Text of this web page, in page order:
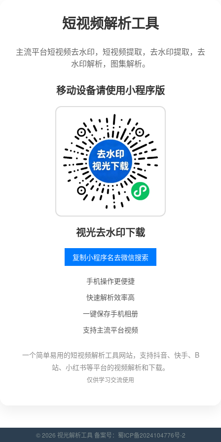
短视频解析工具
主流平台短视频去水印，短视频提取，去水印提取，去
水印解析，图集解析。
移动设备请使用小程序版
视光去水印下载
复制小程序名去微信搜索
手机操作更便捷
快速解析效率高
一键保存手机相册
支持主流平台视频
一个简单易用的短视频解析工具网站，支持抖音、快手、B
站、小红书等平台的视频解析和下载。
仅供学习交流使用
© 2026 视光解析工具 备案号： 蜀ICP备2024104776号-2